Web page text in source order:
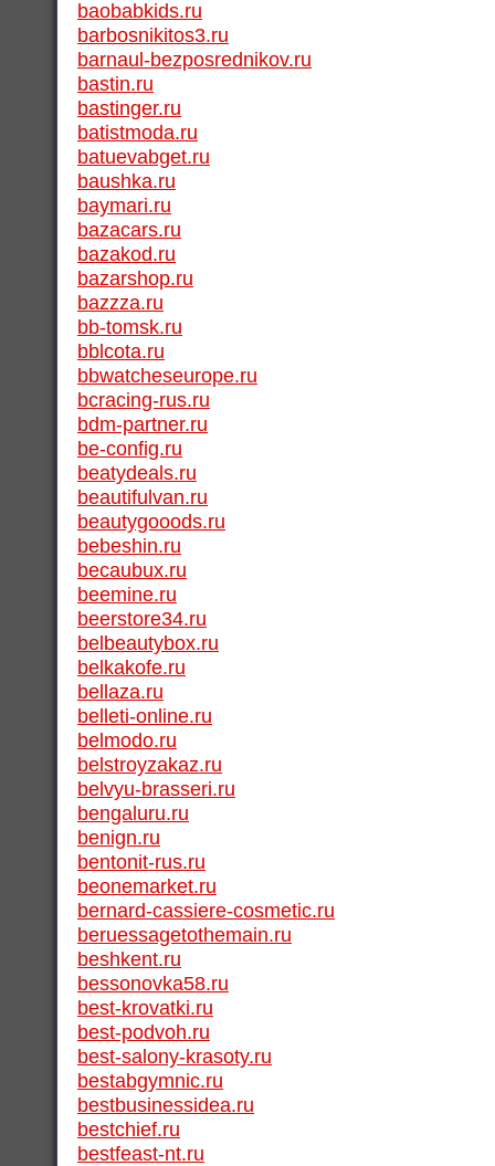
baobabkids.ru
barbosnikitos3.ru
barnaul-bezposrednikov.ru
bastin.ru
bastinger.ru
batistmoda.ru
batuevabget.ru
baushka.ru
baymari.ru
bazacars.ru
bazakod.ru
bazarshop.ru
bazzza.ru
bb-tomsk.ru
bblcota.ru
bbwatcheseurope.ru
bcracing-rus.ru
bdm-partner.ru
be-config.ru
beatydeals.ru
beautifulvan.ru
beautygooods.ru
bebeshin.ru
becaubux.ru
beemine.ru
beerstore34.ru
belbeautybox.ru
belkakofe.ru
bellaza.ru
belleti-online.ru
belmodo.ru
belstroyzakaz.ru
belvyu-brasseri.ru
bengaluru.ru
benign.ru
bentonit-rus.ru
beonemarket.ru
bernard-cassiere-cosmetic.ru
beruessagetothemain.ru
beshkent.ru
bessonovka58.ru
best-krovatki.ru
best-podvoh.ru
best-salony-krasoty.ru
bestabgymnic.ru
bestbusinessidea.ru
bestchief.ru
bestfeast-nt.ru